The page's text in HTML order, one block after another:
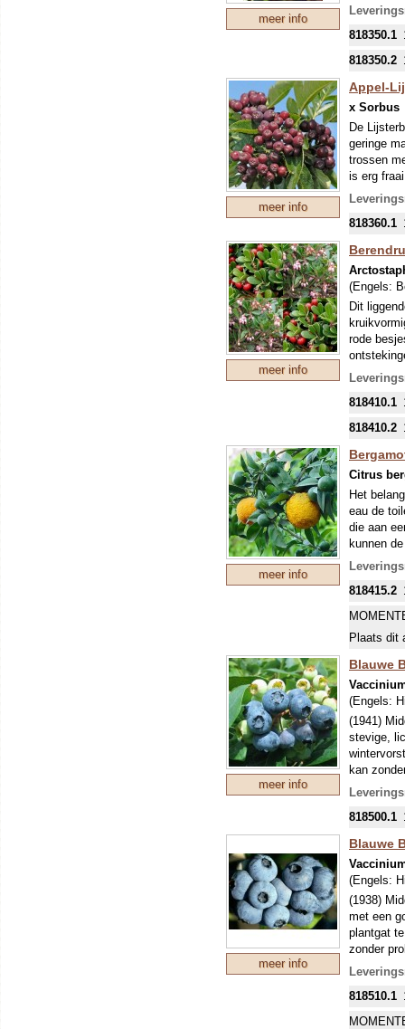
meer info
818350.1
818350.2
meer info
Appel-
x Sorbus
De
geringe
trossen
is erg
ook
818360.1
meer info
(Engels:
Dit
rode
zanderige
jaarrond!
818410.1
818410.2
meer info
Citrus
Het
eau de
die aan
kunnen
Vietnam,
De
(nu
die voor
Verwar
(bewerkt
818415.2
Plaats dit
meer info
Blauwe
(Engels:
(1941)
stevige,
kan
ander ras
818500.1
meer info
Blauwe
(Engels:
(1938)
met een
plantgat
zonder
ras geeft
818510.1